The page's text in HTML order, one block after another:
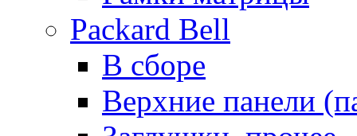
Packard Bell
В сборе
Верхние панели